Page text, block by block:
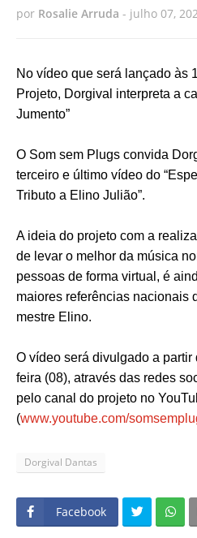
por Rosalie Arruda - julho 07,
No vídeo que será lançado às
Projeto, Dorgival interpreta a
Jumento”
O Som sem Plugs convida
terceiro e último vídeo do
Tributo a Elino Julião”.
A ideia do projeto com a
de levar o melhor da música
pessoas de forma virtual, é
maiores referências nacionais
mestre Elino.
O vídeo será divulgado a partir
feira (08), através das redes
pelo canal do projeto no
(www.youtube.com/
Dorgival Dantas
Facebook